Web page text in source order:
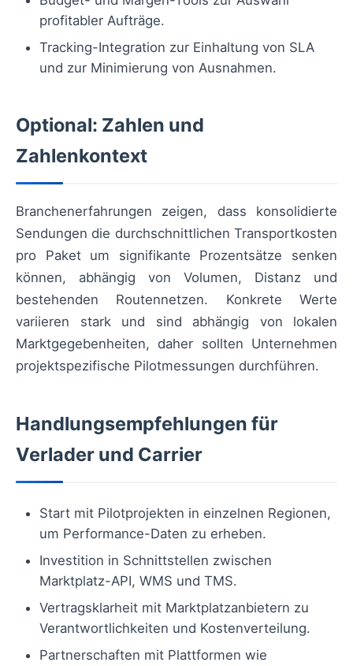
profitabler Aufträge.
Tracking-Integration zur Einhaltung von SLA
und zur Minimierung von Ausnahmen.
Optional: Zahlen und
Zahlenkontext
Branchenerfahrungen zeigen, dass konsolidierte
Sendungen die durchschnittlichen Transportkosten
pro Paket um signifikante Prozentsätze senken
können, abhängig von Volumen, Distanz und
bestehenden Routennetzen. Konkrete Werte
variieren stark und sind abhängig von lokalen
Marktgegebenheiten, daher sollten Unternehmen
projektspezifische Pilotmessungen durchführen.
Handlungsempfehlungen für
Verlader und Carrier
Start mit Pilotprojekten in einzelnen Regionen,
um Performance-Daten zu erheben.
Investition in Schnittstellen zwischen
Marktplatz-API, WMS und TMS.
Vertragsklarheit mit Marktplatzanbietern zu
Verantwortlichkeiten und Kostenverteilung.
Partnerschaften mit Plattformen wie